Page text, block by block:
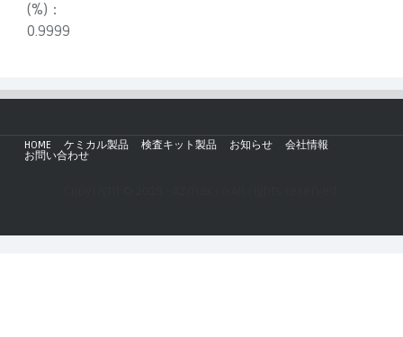
(%)：
0.9999
HOME ケミカル製品 検査キット製品 お知らせ
会社情報
お問い合わせ